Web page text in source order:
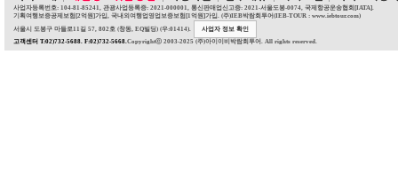
사업자등록번호: 104-81-85241, 관광사업등록증: 2021-000001, 통신판매업신고증: 2021-서울도봉-0074, 국제항공운송협회[IATA].
기획여행보증공제보험[2억원]가입, 국내외여행업영업보증보험[1억원]가입. (주)IEB박람회투어(IEB-TOUR : www.iebtour.com)
서울시 도봉구 마들로11길 57, 802호 (창동, EQ빌딩) (우:01414).
사업자 정보 확인
고객센터 T:02)732-5688. F:02)732-5668.Copyrightⓒ 2003-2025 (주)아이이비박람회투어. All rights reserved.